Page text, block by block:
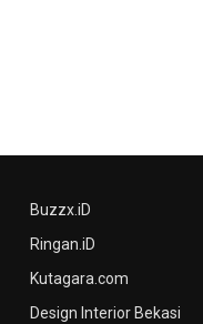
Buzzx.iD
Ringan.iD
Kutagara.com
Design Interior Bekasi